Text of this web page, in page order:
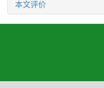
本文评价